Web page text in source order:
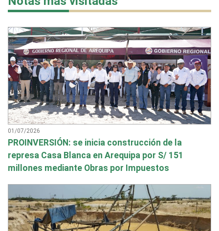
01/07/2026
PROINVERSIÓN: se inicia construcción de la
represa Casa Blanca en Arequipa por S/ 151
millones mediante Obras por Impuestos